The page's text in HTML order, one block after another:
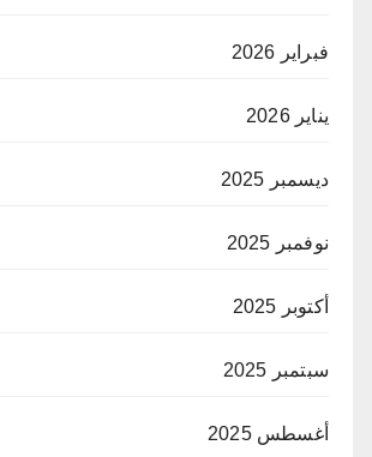
فبراير 2026
يناير 2026
ديسمبر 2025
نوفمبر 2025
أكتوبر 2025
سبتمبر 2025
أغسطس 2025